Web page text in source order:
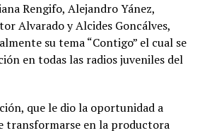
Rengifo, Alejandro Yánez,
Alvarado y Alcides Goncálves,
su tema “Contigo” el cual se
en todas las radios juveniles del
que le dio la oportunidad a
transformarse en la productora